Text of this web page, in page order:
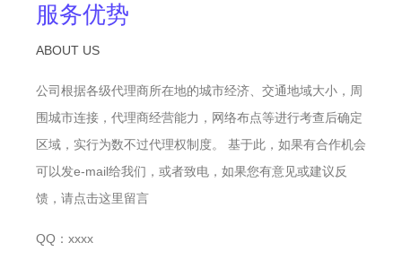
服务优势
ABOUT US
公司根据各级代理商所在地的城市经济、交通地域大小，周
围城市连接，代理商经营能力，网络布点等进行考查后确定
区域，实行为数不过代理权制度。 基于此，如果有合作机会
可以发e-mail给我们，或者致电，如果您有意见或建议反
馈，请点击这里留言
QQ：xxxx